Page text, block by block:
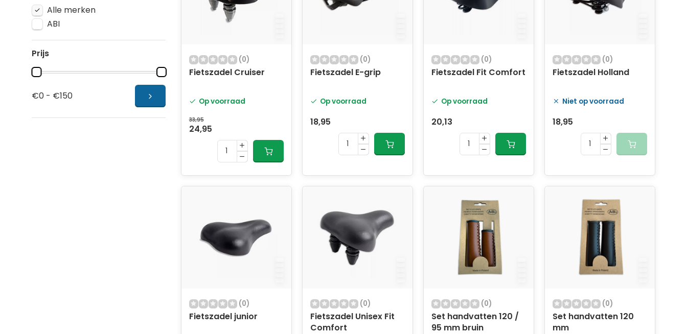
Alle merken
ABI
Prijs
€0 - €150
(0)
Fietszadel Cruiser
Op voorraad
33,95
24,95
(0)
Fietszadel E-grip
Op voorraad
18,95
(0)
Fietszadel Fit Comfort
Op voorraad
20,13
(0)
Fietszadel Holland
Niet op voorraad
18,95
(0)
Fietszadel junior
(0)
Fietszadel Unisex Fit
Comfort
(0)
Set handvatten 120 /
95 mm bruin
(0)
Set handvatten 120
mm